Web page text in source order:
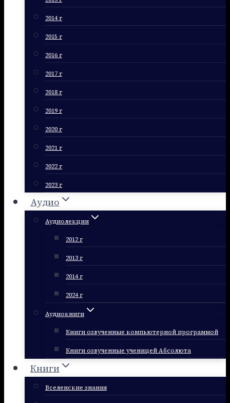
2014 г
2015 г
2016 г
2017 г
2018 г
2019 г
2020 г
2021 г
2022 г
2023 г
Аудио
Аудиолекции
2012 г
2013 г
2014 г
2024 г
Аудиокниги
Книги озвученные компьютерной программой
Книги озвученные ученицей Абсолюта
Книги
Вселенские знания